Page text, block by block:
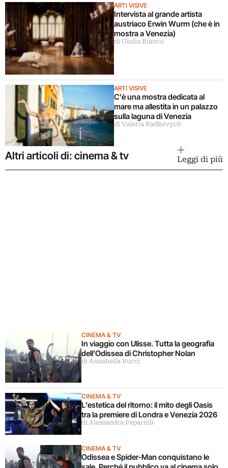
ARTI VISIVE
Intervista al grande artista
austriaco Erwin Wurm (che è in
mostra a Venezia)
di Giulia Bianco
ARTI VISIVE
C’è una mostra dedicata al
mare ma allestita in un palazzo
sulla laguna di Venezia
di Valeria Radkevych
Altri articoli di: cinema & tv Leggi di più
CINEMA & TV
In viaggio con Ulisse. Tutta la geografia
dell’Odissea di Christopher Nolan
di Annabella Bucci
CINEMA & TV
L’estetica del ritorno: il mito degli Oasis
tra la premiere di Londra e Venezia 2026
di Alessandra Paparelli
CINEMA & TV
Odissea e Spider-Man conquistano le